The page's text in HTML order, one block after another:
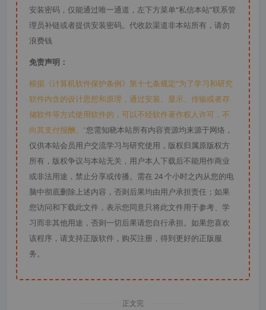
安装密码，仅能通过唯一通道，左下方菜单“私信本站”联系管
理员补链或者提供安装密码。代收款渠道非本站所有，请勿
浪费钱
免责声明：
根据《计算机软件保护条例》第十七条规定“为了学习和研究
软件内含的设计思想和原理，通过安装、显示、传输或者存
储软件等方式使用软件的，可以不经软件著作权人许可，不
向其支付报酬。”您需知晓本站所有内容资源均来源于网络，
仅供本站会员用户交流学习与研究使用，版权归属原版权方
所有，版权争议与本站无关，用户本人下载后不能用作商业
或非法用途，禁止分享或传播。需在 24 个小时之内从您的电
脑中彻底删除上述内容，否则后果均由用户承担责任；如果
您访问和下载此文件，表示您同意只将此文件用于参考、学
习而非其他用途，否则一切后果请您自行承担。如果您喜欢
该程序，请支持正版软件，购买注册，得到更好的正版服
务。
正文完